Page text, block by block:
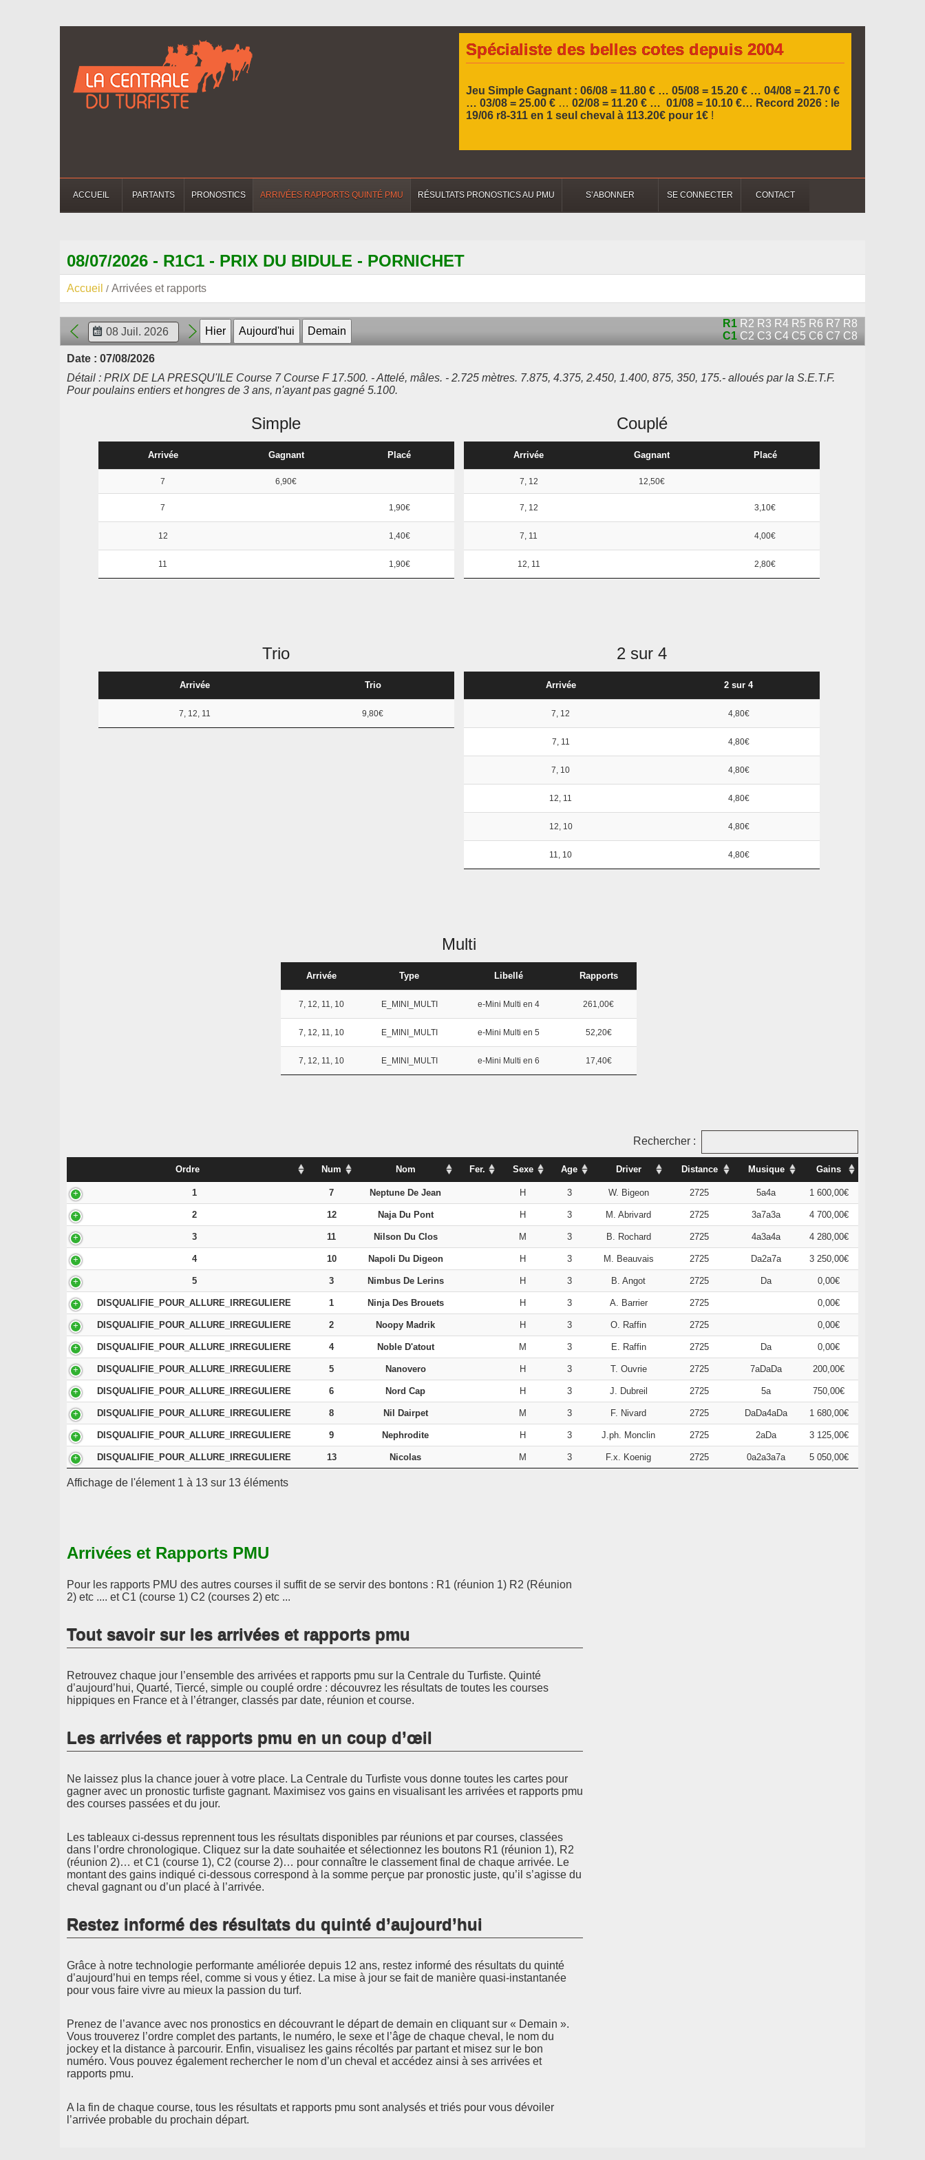
Spécialiste des belles cotes depuis 2004
Jeu Simple Gagnant : 06/08 = 11.80 € … 05/08 = 15.20 € … 04/08 = 21.70 €
… 03/08 = 25.00 € … 02/08 = 11.20 € … 01/08 = 10.10 €… Record 2026 : le
19/06 r8-311 en 1 seul cheval à 113.20€ pour 1€ !
ACCUEIL PARTANTS PRONOSTICS ARRIVÉES RAPPORTS QUINTÉ PMU RÉSULTATS PRONOSTICS AU PMU S’ABONNER SE CONNECTER CONTACT
08/07/2026 - R1C1 - PRIX DU BIDULE - PORNICHET
Accueil Arrivées et rapports
R1 R2 R3 R4 R5 R6 R7 R8
C1 C2 C3 C4 C5 C6 C7 C8
Date : 07/08/2026
Détail : PRIX DE LA PRESQU'ILE Course 7 Course F 17.500. - Attelé, mâles. - 2.725 mètres. 7.875, 4.375, 2.450, 1.400, 875, 350, 175.- alloués par la S.E.T.F.
Pour poulains entiers et hongres de 3 ans, n'ayant pas gagné 5.100.
Simple
Arrivée Gagnant Placé
7 6,90€
7 1,90€
12 1,40€
11 1,90€
Couplé
Arrivée Gagnant Placé
7, 12 12,50€
7, 12 3,10€
7, 11 4,00€
12, 11 2,80€
Trio
Arrivée Trio
7, 12, 11 9,80€
2 sur 4
Arrivée 2 sur 4
7, 12 4,80€
7, 11 4,80€
7, 10 4,80€
12, 11 4,80€
12, 10 4,80€
11, 10 4,80€
Multi
Arrivée Type Libellé Rapports
7, 12, 11, 10 E_MINI_MULTI e-Mini Multi en 4 261,00€
7, 12, 11, 10 E_MINI_MULTI e-Mini Multi en 5 52,20€
7, 12, 11, 10 E_MINI_MULTI e-Mini Multi en 6 17,40€
Rechercher :
Ordre Num Nom Fer. Sexe Age Driver Distance Musique Gains
1 7 Neptune De Jean H 3 W. Bigeon 2725 5a4a 1 600,00€
2 12 Naja Du Pont H 3 M. Abrivard 2725 3a7a3a 4 700,00€
3 11 Nilson Du Clos M 3 B. Rochard 2725 4a3a4a 4 280,00€
4 10 Napoli Du Digeon H 3 M. Beauvais 2725 Da2a7a 3 250,00€
5 3 Nimbus De Lerins H 3 B. Angot 2725 Da 0,00€
DISQUALIFIE_POUR_ALLURE_IRREGULIERE 1 Ninja Des Brouets H 3 A. Barrier 2725 0,00€
DISQUALIFIE_POUR_ALLURE_IRREGULIERE 2 Noopy Madrik H 3 O. Raffin 2725 0,00€
DISQUALIFIE_POUR_ALLURE_IRREGULIERE 4 Noble D'atout M 3 E. Raffin 2725 Da 0,00€
DISQUALIFIE_POUR_ALLURE_IRREGULIERE 5 Nanovero H 3 T. Ouvrie 2725 7aDaDa 200,00€
DISQUALIFIE_POUR_ALLURE_IRREGULIERE 6 Nord Cap H 3 J. Dubreil 2725 5a 750,00€
DISQUALIFIE_POUR_ALLURE_IRREGULIERE 8 Nil Dairpet M 3 F. Nivard 2725 DaDa4aDa 1 680,00€
DISQUALIFIE_POUR_ALLURE_IRREGULIERE 9 Nephrodite H 3 J.ph. Monclin 2725 2aDa 3 125,00€
DISQUALIFIE_POUR_ALLURE_IRREGULIERE 13 Nicolas M 3 F.x. Koenig 2725 0a2a3a7a 5 050,00€
Affichage de l'élement 1 à 13 sur 13 éléments
Arrivées et Rapports PMU
Pour les rapports PMU des autres courses il suffit de se servir des bontons : R1 (réunion 1) R2 (Réunion
2) etc .... et C1 (course 1) C2 (courses 2) etc ...
Tout savoir sur les arrivées et rapports pmu
Retrouvez chaque jour l’ensemble des arrivées et rapports pmu sur la Centrale du Turfiste. Quinté
d’aujourd’hui, Quarté, Tiercé, simple ou couplé ordre : découvrez les résultats de toutes les courses
hippiques en France et à l’étranger, classés par date, réunion et course.
Les arrivées et rapports pmu en un coup d’œil
Ne laissez plus la chance jouer à votre place. La Centrale du Turfiste vous donne toutes les cartes pour
gagner avec un pronostic turfiste gagnant. Maximisez vos gains en visualisant les arrivées et rapports pmu
des courses passées et du jour.
Les tableaux ci-dessus reprennent tous les résultats disponibles par réunions et par courses, classées
dans l’ordre chronologique. Cliquez sur la date souhaitée et sélectionnez les boutons R1 (réunion 1), R2
(réunion 2)… et C1 (course 1), C2 (course 2)… pour connaître le classement final de chaque arrivée. Le
montant des gains indiqué ci-dessous correspond à la somme perçue par pronostic juste, qu’il s’agisse du
cheval gagnant ou d’un placé à l’arrivée.
Restez informé des résultats du quinté d’aujourd’hui
Grâce à notre technologie performante améliorée depuis 12 ans, restez informé des résultats du quinté
d’aujourd’hui en temps réel, comme si vous y étiez. La mise à jour se fait de manière quasi-instantanée
pour vous faire vivre au mieux la passion du turf.
Prenez de l’avance avec nos pronostics en découvrant le départ de demain en cliquant sur « Demain ».
Vous trouverez l’ordre complet des partants, le numéro, le sexe et l’âge de chaque cheval, le nom du
jockey et la distance à parcourir. Enfin, visualisez les gains récoltés par partant et misez sur le bon
numéro. Vous pouvez également rechercher le nom d’un cheval et accédez ainsi à ses arrivées et
rapports pmu.
A la fin de chaque course, tous les résultats et rapports pmu sont analysés et triés pour vous dévoiler
l’arrivée probable du prochain départ.